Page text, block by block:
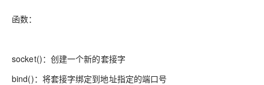
函数：
socket()：创建一个新的套接字
bind()：将套接字绑定到地址指定的端口号